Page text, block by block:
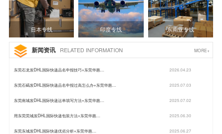
日本专线 印度专线 东南亚专线
新闻资讯 RELATED INFORMATION MORE+
东莞石龙发DHL国际快递品名申报技巧+东莞华惠… 2026.04.23
东莞石碣发DHL国际快递品名申报过高怎么办+东莞华惠… 2025.07.03
东莞南城发DHL国际快递运单填写方法+东莞华惠… 2025.07.02
用东莞莞城发DHL国际快递包装方法+东莞华惠… 2025.06.30
东莞东城发DHL国际快递优劣分析+东莞华惠… 2025.06.27